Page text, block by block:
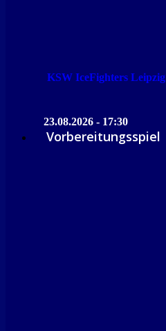
KSW IceFighters Leipzig
23.08.2026 - 17:30
Vorbereitungsspiel